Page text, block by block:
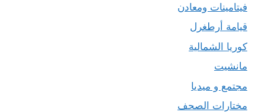
فيتامينات ومعادن
قيامة أرطغرل
كوريا الشمالية
مانشيت
مجتمع و ميديا
مختارات الصحف